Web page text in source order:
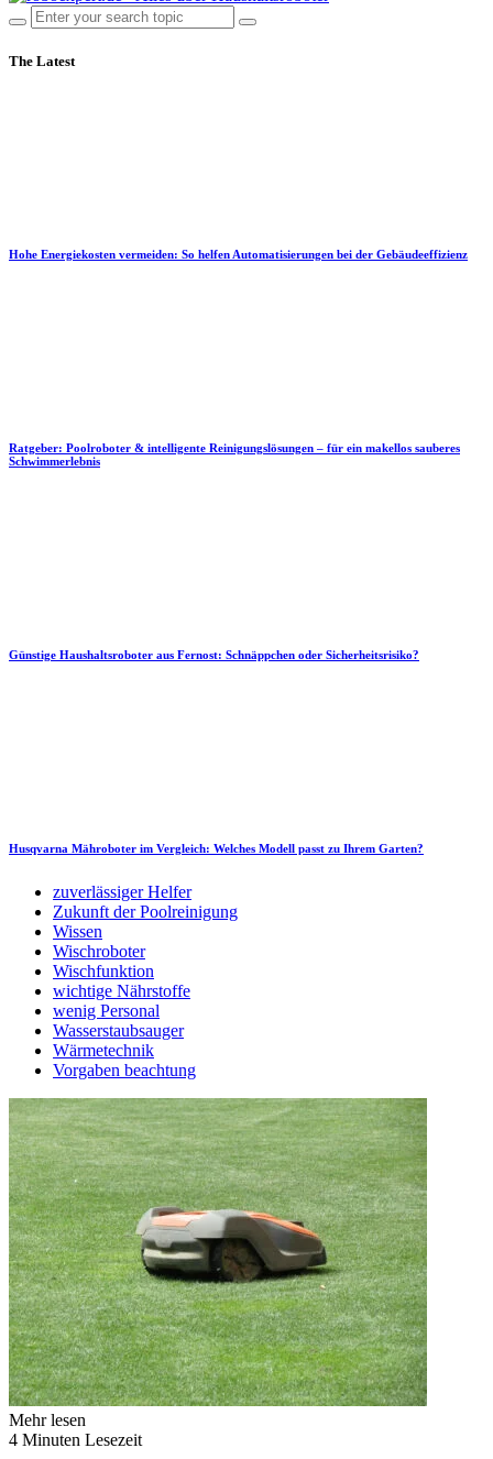
The Latest
Hohe Energiekosten vermeiden: So helfen Automatisierungen bei der Gebäudeeffizienz
Ratgeber: Poolroboter & intelligente Reinigungslösungen – für ein makellos sauberes
Schwimmerlebnis
Günstige Haushaltsroboter aus Fernost: Schnäppchen oder Sicherheitsrisiko?
Husqvarna Mähroboter im Vergleich: Welches Modell passt zu Ihrem Garten?
zuverlässiger Helfer
Zukunft der Poolreinigung
Wissen
Wischroboter
Wischfunktion
wichtige Nährstoffe
wenig Personal
Wasserstaubsauger
Wärmetechnik
Vorgaben beachtung
Mehr lesen
4 Minuten Lesezeit